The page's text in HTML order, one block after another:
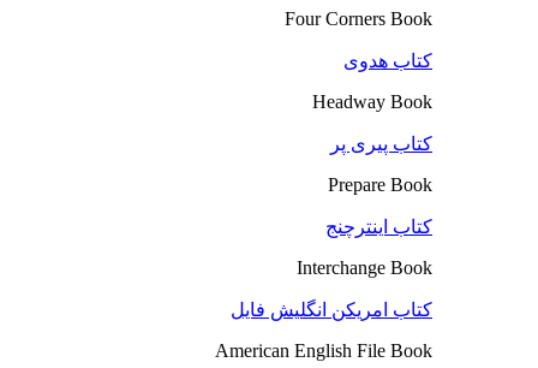
Four Corners Book
کتاب هدوی
Headway Book
کتاب پیری پر
Prepare Book
کتاب اینترچنج
Interchange Book
کتاب امریکن انگلیش فایل
American English File Book